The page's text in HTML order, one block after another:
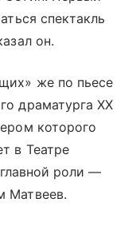
спектакль
он.
же по пьесе
драматурга XX
которого
в Театре
роли —
Матвеев.